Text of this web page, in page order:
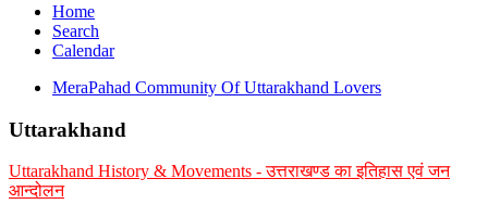
Home
Search
Calendar
MeraPahad Community Of Uttarakhand Lovers
Uttarakhand
Uttarakhand History & Movements - उत्तराखण्ड का इतिहास एवं जन
आन्दोलन